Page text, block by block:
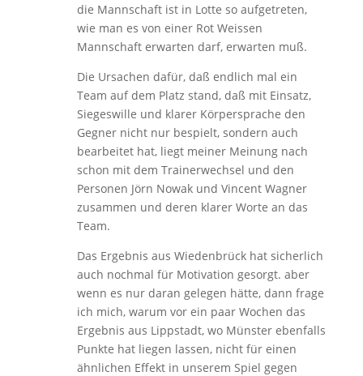
die Mannschaft ist in Lotte so aufgetreten,
wie man es von einer Rot Weissen
Mannschaft erwarten darf, erwarten muß.
Die Ursachen dafür, daß endlich mal ein
Team auf dem Platz stand, daß mit Einsatz,
Siegeswille und klarer Körpersprache den
Gegner nicht nur bespielt, sondern auch
bearbeitet hat, liegt meiner Meinung nach
schon mit dem Trainerwechsel und den
Personen Jörn Nowak und Vincent Wagner
zusammen und deren klarer Worte an das
Team.
Das Ergebnis aus Wiedenbrück hat sicherlich
auch nochmal für Motivation gesorgt. aber
wenn es nur daran gelegen hätte, dann frage
ich mich, warum vor ein paar Wochen das
Ergebnis aus Lippstadt, wo Münster ebenfalls
Punkte hat liegen lassen, nicht für einen
ähnlichen Effekt in unserem Spiel gegen